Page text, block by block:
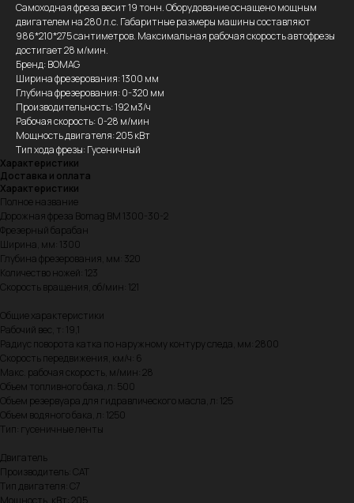
Самоходная фреза весит 19 тонн. Оборудование оснащено мощным
двигателем на 280 л.с. Габаритные размеры машины составляют
986*210*275 сантиметров. Максимальная рабочая скорость автофрезы
достигает 28 м/мин.
Бренд: BOMAG
Ширина фрезерования: 1300 мм
Глубина фрезерования: 0-320 мм
Производительность: 192 м3/ч
Рабочая скорость: 0-28 м/мин
Мощность двигателя: 205 кВт
Тип хода фрезы: Гусеничный
Характеристики
Доставка и оплата
Характеристики
Полное название
Дорожная фреза Bomag BM 1300-30-2
Фрезерный барабан
Ширина, мм: 1300
Глубина фрезерования, мм: 320
Количество ножей: 123
Скорость вращения, об/мин: 121
Общие характеристики
Рабочий вес, т: 19,1
Радиус поворота катка по наружному контуру следа, мм: 2800
Скорость передвижения, км/ч: 6
Макс. рабочая скорость, м/мин: 28
Объем топливного бака, л: 500
Объем резервуара для гидравлического масла, л: 125
Объем водяного бака, л: 1250
Тип: гусеничные ленты
Двигатель
Производитель: CAT
Тип двигателя: C7
Мощность, кВт: 205